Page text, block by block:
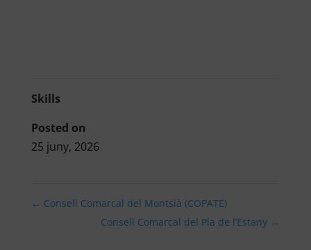
Skills
Posted on
25 juny, 2026
← Consell Comarcal del Montsià (COPATE)
Consell Comarcal del Pla de l’Estany →